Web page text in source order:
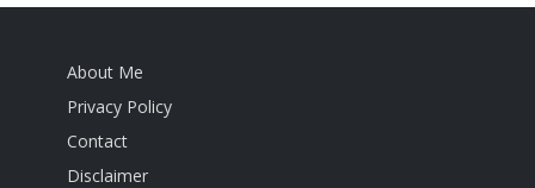
About Me
Privacy Policy
Contact
Disclaimer